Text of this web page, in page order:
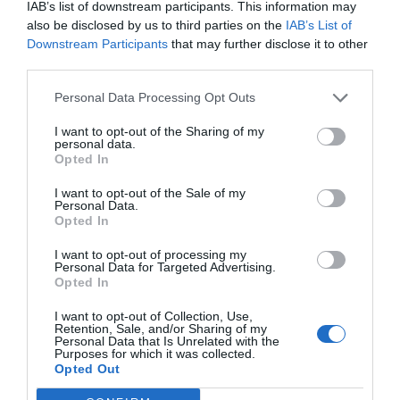
IAB’s list of downstream participants. This information may
also be disclosed by us to third parties on the IAB’s List of
Downstream Participants that may further disclose it to other
Personal Data Processing Opt Outs
I want to opt-out of the Sharing of my
personal data.
Opted In
I want to opt-out of the Sale of my
Personal Data.
Opted In
I want to opt-out of processing my
Personal Data for Targeted Advertising.
Opted In
I want to opt-out of Collection, Use,
Retention, Sale, and/or Sharing of my
Personal Data that Is Unrelated with the
Purposes for which it was collected.
Opted Out
Santo Domingo to Plaza de la Cultura, Parque
Colon czy Calle El Conde, gdzie stragany oferują
różnorodne przysmaki do wyboru.
Bezpieczeństwo i Praktyczne Wskazówki
dotyczących jedzenia na ulicach Santo Domingo
to: uważaj na miejsca, które wyglądają na
niehigieniczne; zawsze wybieraj miejsca oblegane
przez lokalnych mieszkańców; i spróbuj wybierać
zapewni to lepszy smak, ale również zmniejszy
ryzyko zatrucia pokarmowego.
Popularne Kategorie
1
Santo Domingo: jak dojechać i gdzie